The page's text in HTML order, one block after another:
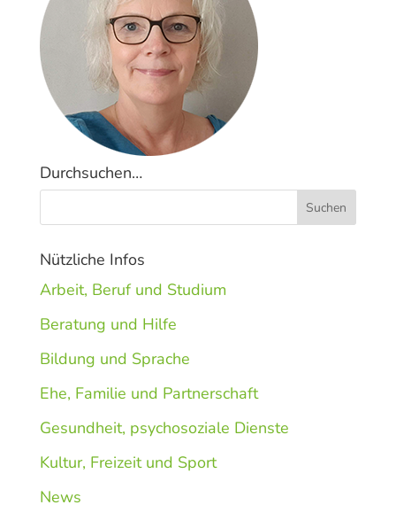
Durchsuchen…
Nützliche Infos
Arbeit, Beruf und Studium
Beratung und Hilfe
Bildung und Sprache
Ehe, Familie und Partnerschaft
Gesundheit, psychosoziale Dienste
Kultur, Freizeit und Sport
News